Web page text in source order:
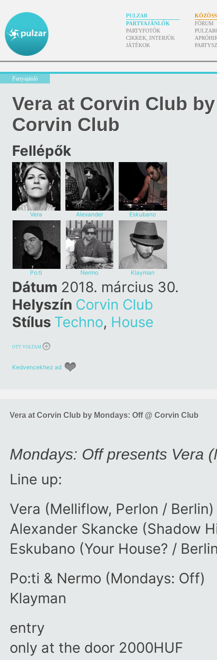
PULZAR
PARTYAJÁNLÓK
PARTYFOTÓK
CIKKEK, INTERJÚK
JÁTÉKOK
FÓRUM
Partyajánló
Vera at Corvin Club
Corvin Club
Fellépők
Vera
Alexander
Skancke
Eskubano
Po:ti Nermo Klayman
Dátum 2018. március 30.
Helyszín Corvin Club
Stílus Techno, House
OTT VOLTAM
Kedvencekhez ad
Vera at Corvin Club by Mondays: Off @ Corvin Club
Mondays: Off presents Vera
Line up:
Vera (Melliflow, Perlon / Berlin)
Alexander Skancke (Shadow
Eskubano (Your House? /
Po:ti & Nermo (Mondays: Off)
Klayman
entry
only at the door 2000HUF